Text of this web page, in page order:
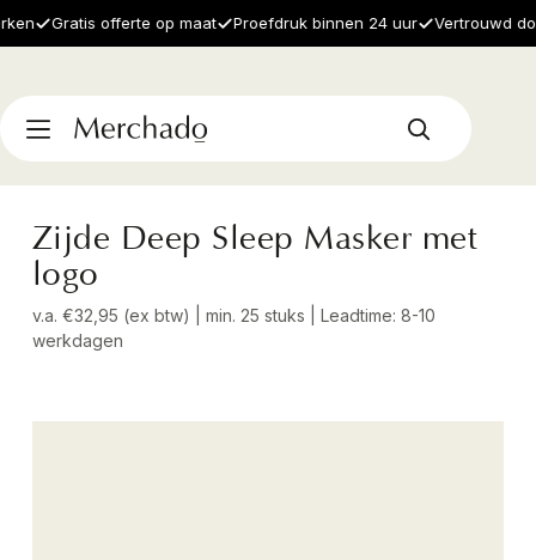
Gratis offerte op maat Proefdruk binnen 24 uur Vertrouwd door
Zijde Deep Sleep Masker met
logo
v.a. €32,95 (ex btw) | min. 25 stuks | Leadtime: 8-10
werkdagen